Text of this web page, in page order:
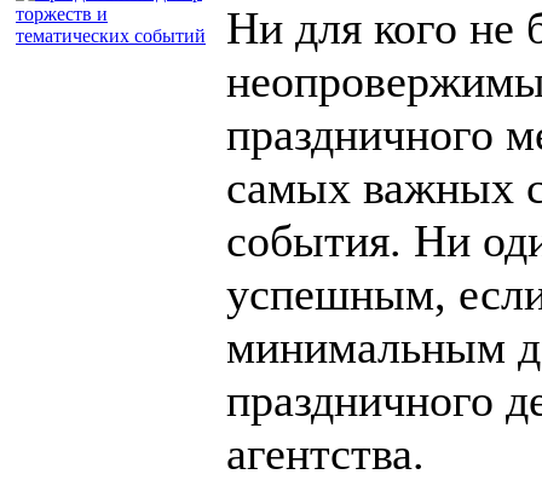
Ни для кого не
праздничного
самых важных
события. Ни
успешным,
минимальным
праздничного
агентства.